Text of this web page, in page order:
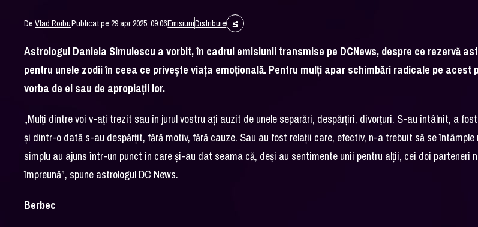
DeVlad RoibuPublicat pe 29 apr 2025, 09:06EmisiuniDistribuie
Astrologul Daniela Simulescu a vorbit, în cadrul emisiunii transmise pe DCNews, despre ce rezervă
pentru unele zodii în ceea ce privește viața emoțională. Pentru mulți apar schimbări radicale pe acest
vorba de ei sau de apropiații lor.
„Mulți dintre voi v-ați trezit sau în jurul vostru ați auzit de unele separări, despărțiri, divorțuri. S-au întâlnit, a
și dintr-o dată s-au despărțit, fără motiv, fără cauze. Sau au fost relații care, efectiv, n-a trebuit să se întâmple
simplu au ajuns într-un punct în care și-au dat seama că, deși au sentimente unii pentru alții, cei doi parteneri
împreună”, spune astrologul DC News.
Berbec